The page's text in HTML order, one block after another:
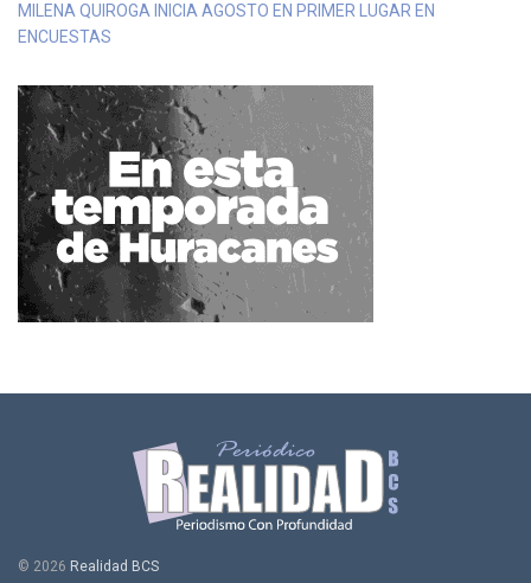
MILENA QUIROGA INICIA AGOSTO EN PRIMER LUGAR EN
ENCUESTAS
© 2026 Realidad BCS